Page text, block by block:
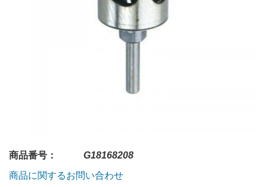
商品番号：
G18168208
商品に関するお問い合わせ